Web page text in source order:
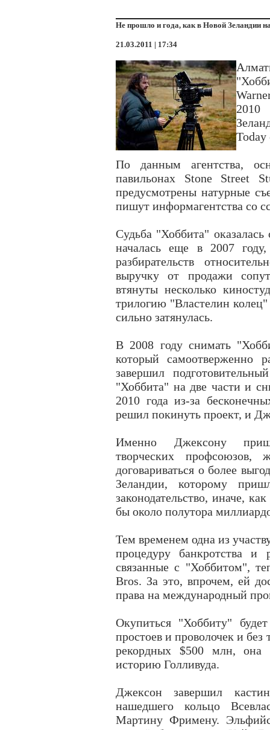
Не прошло и года, как в Новой Зеландии
21.03.2011 | 17:34
2010
Today
По данным агентства,
павильонах Stone Street
предусмотрены натурные
пишут информагентства со
Судьба "Хоббита"
началась еще в 2007
разбирательств
выручку от продажи
втянуты несколько
трилогию "Властелин
сильно затянулась.
В 2008 году снимать
который самоотверженно
завершил
"Хоббита" на две части и
2010 года из-за
решил покинуть проект, и
Именно Джексону
творческих
договариваться о более
Зеландии, которому
законодательство, иначе,
бы около полутора
Тем временем одна из
процедуру банкротства и
связанные с "Хоббитом",
Bros. За это, впрочем, ей
права на международный
Окупиться "Хоббиту"
простоев и проволочек и
рекордных $500 млн, она
историю Голливуда.
Джексон завершил
нашедшего кольцо
Мартину Фримену.